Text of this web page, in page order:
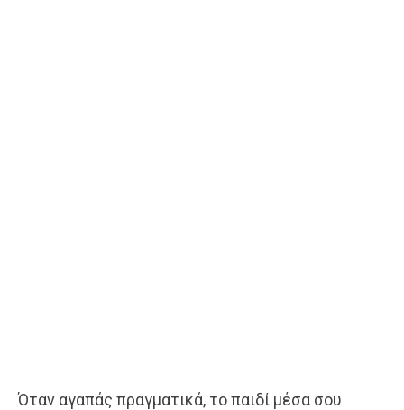
Όταν αγαπάς πραγματικά, το παιδί μέσα σου